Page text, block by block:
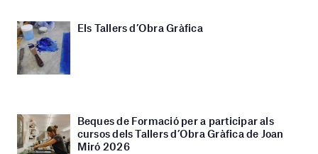
Els Tallers d’Obra Gràfica
Beques de Formació per a participar als
cursos dels Tallers d’Obra Gràfica de Joan
Miró 2026